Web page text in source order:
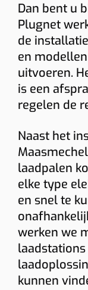
Dan bent u
Plugnet
de
en
uitvoeren.
is een
regelen de
Naast het
laadpalen
elke type
en snel te
werken we
kunnen